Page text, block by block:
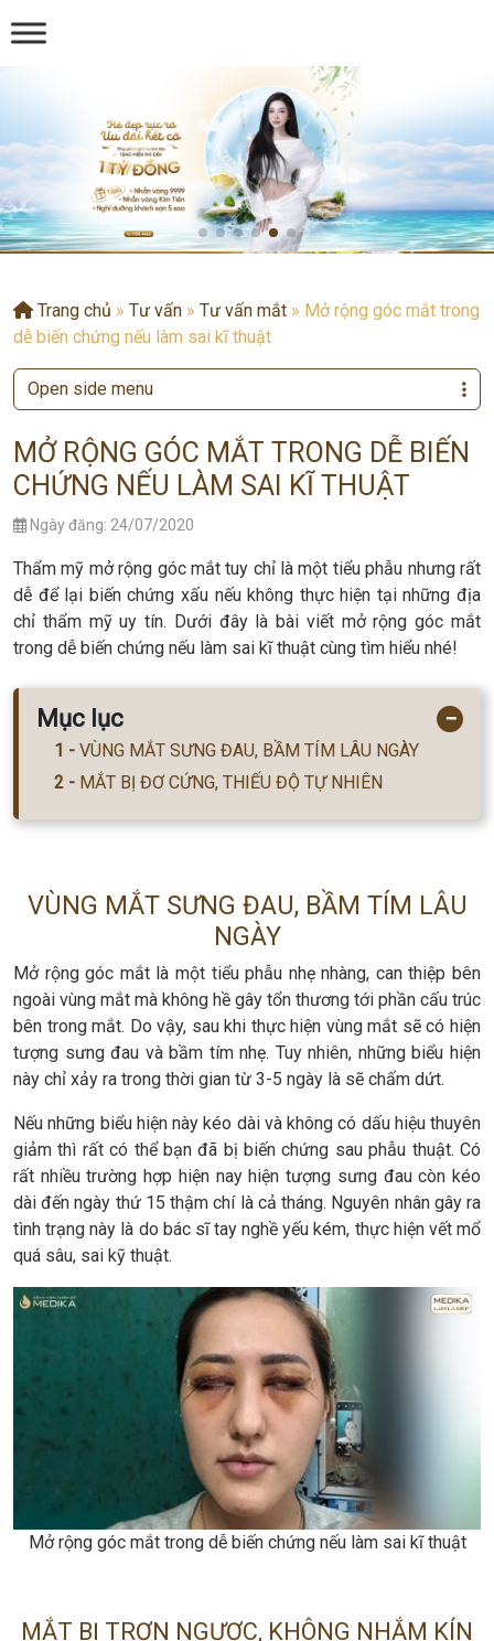
Trang chủ » Tư vấn » Tư vấn mắt » Mở rộng góc mắt trong
dễ biến chứng nếu làm sai kĩ thuật
MỞ RỘNG GÓC MẮT TRONG DỄ BIẾN
CHỨNG NẾU LÀM SAI KĨ THUẬT
Ngày đăng: 24/07/2020
Thẩm mỹ mở rộng góc mắt tuy chỉ là một tiểu phẫu nhưng rất
dễ để lại biến chứng xấu nếu không thực hiện tại những địa
chỉ thẩm mỹ uy tín. Dưới đây là bài viết mở rộng góc mắt
trong dễ biến chứng nếu làm sai kĩ thuật cùng tìm hiểu nhé!
Mục lục −
VÙNG MẮT SƯNG ĐAU, BẦM TÍM LÂU NGÀY
MẮT BỊ ĐƠ CỨNG, THIẾU ĐỘ TỰ NHIÊN
VÙNG MẮT SƯNG ĐAU, BẦM TÍM LÂU
NGÀY
Mở rộng góc mắt là một tiểu phẫu nhẹ nhàng, can thiệp bên
ngoài vùng mắt mà không hề gây tổn thương tới phần cấu trúc
bên trong mắt. Do vậy, sau khi thực hiện vùng mắt sẽ có hiện
tượng sưng đau và bầm tím nhẹ. Tuy nhiên, những biểu hiện
này chỉ xảy ra trong thời gian từ 3-5 ngày là sẽ chấm dứt.
Nếu những biểu hiện này kéo dài và không có dấu hiệu thuyên
giảm thì rất có thể bạn đã bị biến chứng sau phẫu thuật. Có
rất nhiều trường hợp hiện nay hiện tượng sưng đau còn kéo
dài đến ngày thứ 15 thậm chí là cả tháng. Nguyên nhân gây ra
tình trạng này là do bác sĩ tay nghề yếu kém, thực hiện vết mổ
quá sâu, sai kỹ thuật.
Mở rộng góc mắt trong dễ biến chứng nếu làm sai kĩ thuật
MẮT BỊ TRỢN NGƯỢC, KHÔNG NHẮM KÍN
Open side menu